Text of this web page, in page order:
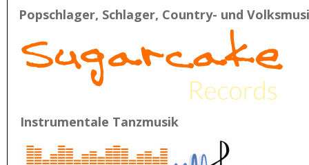
Instrumentale Tanzmusik
Popschlager, Schlager, Country- und